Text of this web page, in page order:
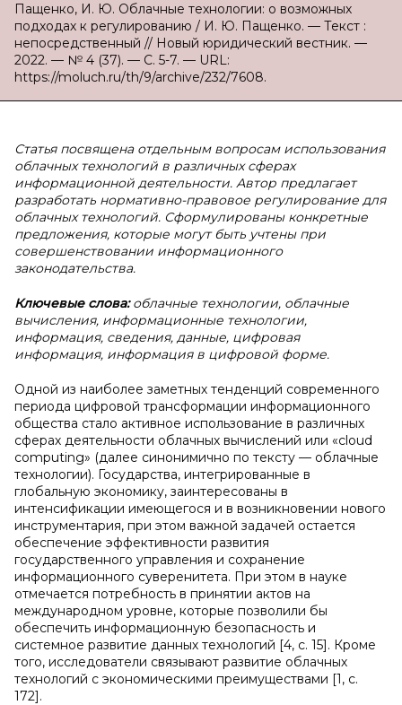
Пащенко, И. Ю. Облачные технологии: о возможных
подходах к регулированию / И. Ю. Пащенко. — Текст :
непосредственный // Новый юридический вестник. —
2022. — № 4 (37). — С. 5-7. — URL:
https://moluch.ru/th/9/archive/232/7608.
Статья посвящена отдельным вопросам использования
облачных технологий в различных сферах
информационной деятельности. Автор предлагает
разработать нормативно-правовое регулирование для
облачных технологий. Сформулированы конкретные
предложения, которые могут быть учтены при
совершенствовании информационного
законодательства.
Ключевые слова:облачные технологии, облачные
вычисления, информационные технологии,
информация, сведения, данные, цифровая
информация, информация в цифровой форме.
Одной из наиболее заметных тенденций современного
периода цифровой трансформации информационного
общества стало активное использование в различных
сферах деятельности облачных вычислений или «cloud
computing» (далее синонимично по тексту — облачные
технологии). Государства, интегрированные в
глобальную экономику, заинтересованы в
интенсификации имеющегося и в возникновении нового
инструментария, при этом важной задачей остается
обеспечение эффективности развития
государственного управления и сохранение
информационного суверенитета. При этом в науке
отмечается потребность в принятии актов на
международном уровне, которые позволили бы
обеспечить информационную безопасность и
системное развитие данных технологий [4, c. 15]. Кроме
того, исследователи связывают развитие облачных
технологий с экономическими преимуществами [1, c.
172].